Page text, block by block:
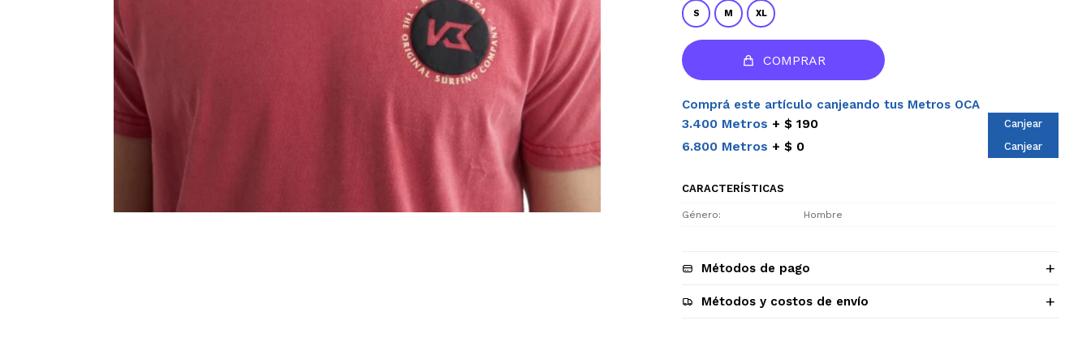
S M XL
COMPRAR
Comprá este artículo canjeando tus Metros OCA
3.400 Metros $ 190 Canjear
6.800 Metros $ 0 Canjear
CARACTERÍSTICAS
Género Hombre
Métodos de pago
Métodos y costos de envío